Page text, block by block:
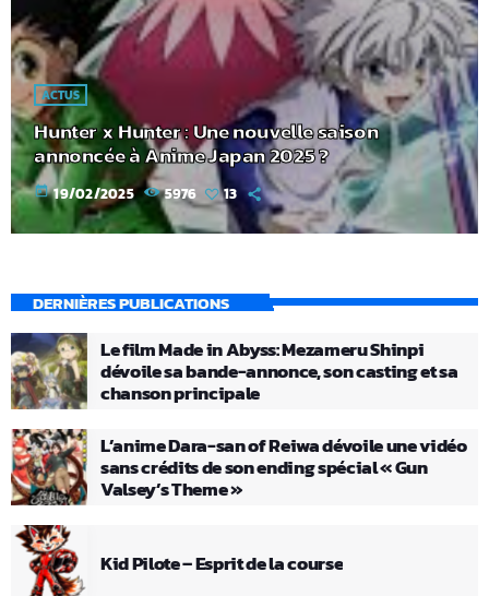
ACTUS
Hunter x Hunter : Une nouvelle saison
annoncée à Anime Japan 2025 ?
today 19/02/2025 5976 13
DERNIÈRES PUBLICATIONS
Le film Made in Abyss: Mezameru Shinpi
dévoile sa bande-annonce, son casting et sa
chanson principale
L’anime Dara-san of Reiwa dévoile une vidéo
sans crédits de son ending spécial « Gun
Valsey’s Theme »
Kid Pilote – Esprit de la course